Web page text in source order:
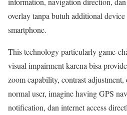
overlay tanpa butuh additional device
smartphone.
This technology particularly game-
visual impairment karena bisa
zoom capability, contrast
normal user, imagine having GPS
notification, dan internet access